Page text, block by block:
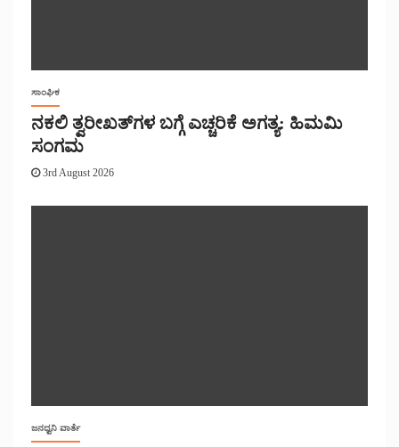
ಸಾಂಘಿಕ
ನಕಲಿ ತ್ವರೀಖತ್‌ಗಳ ಬಗ್ಗೆ ಎಚ್ಚರಿಕೆ ಅಗತ್ಯ: ಹಿಮಮಿ
ಸಂಗಮ
3rd August 2026
ಜನಧ್ವನಿ ವಾರ್ತೆ